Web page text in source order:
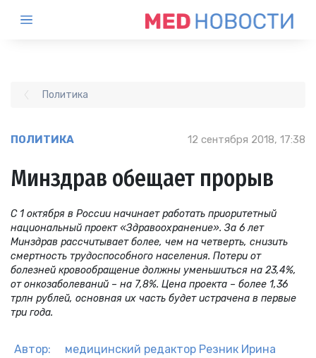
Политика
ПОЛИТИКА 12 сентября 2018, 17:38
Минздрав обещает прорыв
С 1 октября в России начинает работать приоритетный
национальный проект «Здравоохранение». За 6 лет
Минздрав рассчитывает более, чем на четверть, снизить
смертность трудоспособного населения. Потери от
болезней кровообращение должны уменьшиться на 23,4%,
от онкозаболеваний – на 7,8%. Цена проекта – более 1,36
трлн рублей, основная их часть будет истрачена в первые
три года.
Автор: медицинский редактор Резник Ирина